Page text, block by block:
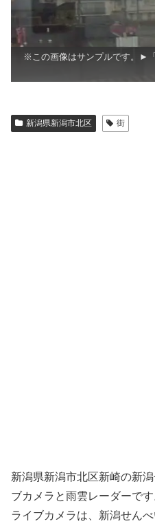
※この画像はサンプルです。►
新潟県新潟市北区 街
新潟県新潟市北区新崎の新
ブカメラと雨雲レーダーです
ライブカメラは、新潟せん